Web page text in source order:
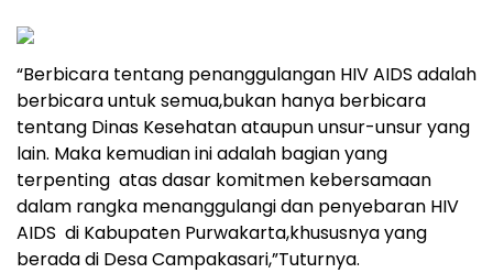
“Berbicara tentang penanggulangan HIV AIDS adalah
berbicara untuk semua,bukan hanya berbicara
tentang Dinas Kesehatan ataupun unsur-unsur yang
lain. Maka kemudian ini adalah bagian yang
terpenting atas dasar komitmen kebersamaan
dalam rangka menanggulangi dan penyebaran HIV
AIDS di Kabupaten Purwakarta,khususnya yang
berada di Desa Campakasari,”Tuturnya.